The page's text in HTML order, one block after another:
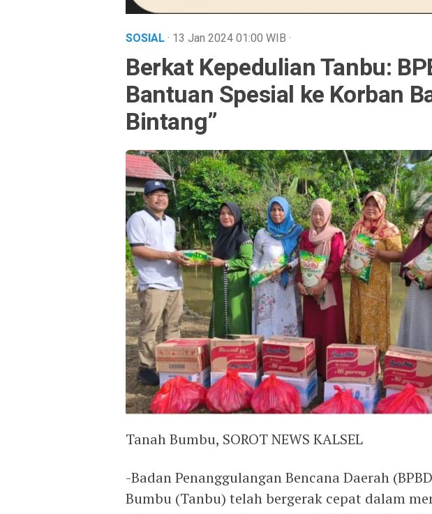
SOSIAL· 13 Jan 202401:00 WIB ·
Berkat Kepedulian Tanbu:
Bantuan Spesial ke Korban
Bintang”
Tanah Bumbu, SOROT NEWS KALSEL
-Badan Penanggulangan Bencana Daerah
Bumbu (Tanbu) telah bergerak cepat dalam